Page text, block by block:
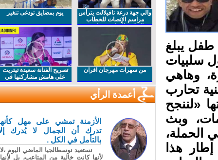
طفل يبلغ
سلبيات
وهاهي
تحارب
«لننجح
وبث
الحملة،
هذا
والي جهة درعة تافيلالت يترأس
مراسم الإنصات للخطاب
الملكي السامي بمناسبة
يوم بمضايق تودغى تنغير
من سهرات مهرجان افران
تصريح الفنانة سعيدة تيتريت
على هامش مشاركتها في
مهرجان افران
أعمدة الرأي
الأزمنة تمشي على مهل كأنها
تدرك أن الجمال لا يُدرك إلا
بالتأمل في الكل .
نستعيد نوسطالجيا الماضي اليوم ،لا
لأنها كانت خالية من المتاعب، بل لأنها